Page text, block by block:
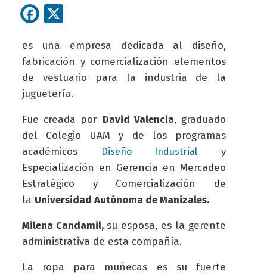
Facebook
es una empresa dedicada al diseño,
fabricación y comercialización elementos
de vestuario para la industria de la
juguetería.
Fue creada por David Valencia, graduado
del Colegio UAM y de los programas
académicos
Diseño Industrial y
Especialización en Gerencia en Mercadeo
Estratégico y Comercialización de
la Universidad Autónoma de Manizales.
Milena Candamil, su esposa, es la gerente
administrativa de esta compañía.
La ropa para muñecas es su fuerte